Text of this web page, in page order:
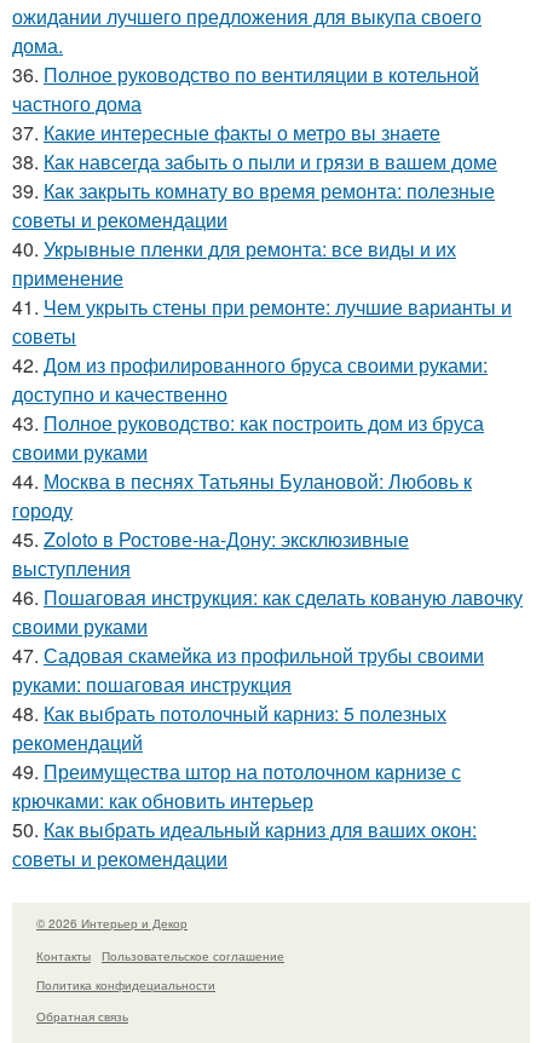
ожидании лучшего предложения для выкупа своего
дома.
36. Полное руководство по вентиляции в котельной
частного дома
37. Какие интересные факты о метро вы знаете
38. Как навсегда забыть о пыли и грязи в вашем доме
39. Как закрыть комнату во время ремонта: полезные
советы и рекомендации
40. Укрывные пленки для ремонта: все виды и их
применение
41. Чем укрыть стены при ремонте: лучшие варианты и
советы
42. Дом из профилированного бруса своими руками:
доступно и качественно
43. Полное руководство: как построить дом из бруса
своими руками
44. Москва в песнях Татьяны Булановой: Любовь к
городу
45. Zoloto в Ростове-на-Дону: эксклюзивные
выступления
46. Пошаговая инструкция: как сделать кованую лавочку
своими руками
47. Садовая скамейка из профильной трубы своими
руками: пошаговая инструкция
48. Как выбрать потолочный карниз: 5 полезных
рекомендаций
49. Преимущества штор на потолочном карнизе с
крючками: как обновить интерьер
50. Как выбрать идеальный карниз для ваших окон:
советы и рекомендации
© 2026 Интерьер и Декор
Контакты
Пользовательское соглашение
Политика конфидециальности
Обратная связь